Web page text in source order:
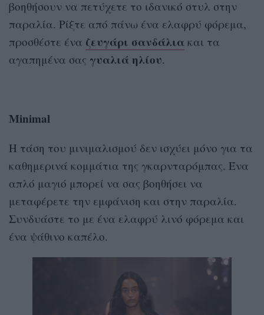
βοηθήσουν να πετύχετε το ιδανικό στυλ στην
παραλία. Ρίξτε από πάνω ένα ελαφρύ φόρεμα,
προσθέστε ένα ζευγάρι σανδάλια και τα
αγαπημένα σας γυαλιά ηλίου.
Minimal
Η τάση του μινιμαλισμού δεν ισχύει μόνο για τα
καθημερινά κομμάτια της γκαρνταρόμπας. Ένα
απλό μαγιό μπορεί να σας βοηθήσει να
μεταφέρετε την εμφάνιση και στην παραλία.
Συνδυάστε το με ένα ελαφρύ λινό φόρεμα και
ένα ψάθινο καπέλο.